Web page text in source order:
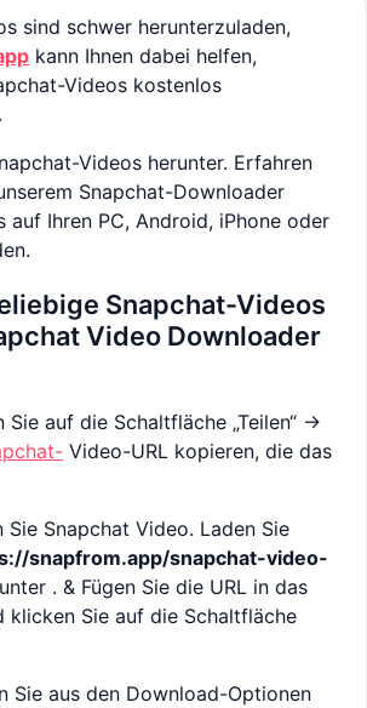
sind schwer herunterzuladen,
kann Ihnen dabei helfen,
Videos kostenlos
Videos herunter. Erfahren
Snapchat-Downloader
auf Ihren PC, Android, iPhone oder
Snapchat-Videos
Video Downloader
Sie auf die Schaltfläche „Teilen“ ->
Video-URL kopieren, die das
Sie Snapchat Video. Laden Sie
snapfrom.app/snapchat-video-
. & Fügen Sie die URL in das
klicken Sie auf die Schaltfläche
Sie aus den Download-Optionen